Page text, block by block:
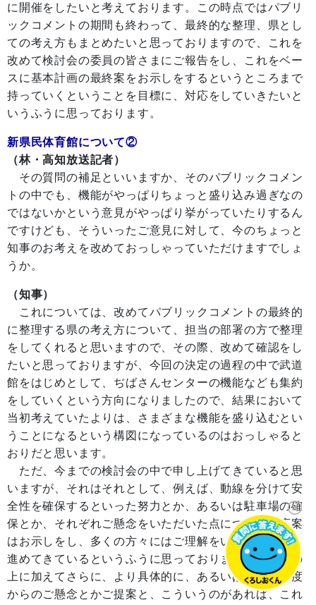
に開催をしたいと考えております。この時点ではパブリ
ックコメントの期間も終わって、最終的な整理、県とし
ての考え方もまとめたいと思っておりますので、これを
改めて検討会の委員の皆さまにご報告をし、これをベー
スに基本計画の最終案をお示しをするというところまで
持っていくということを目標に、対応をしていきたいと
いうふうに思っております。
新県民体育館について②
（林・高知放送記者）
その質問の補足といいますか、そのパブリックコメン
トの中でも、機能がやっぱりちょっと盛り込み過ぎなの
ではないかという意見がやっぱり挙がっていたりするん
ですけども、そういったご意見に対して、今のちょっと
知事のお考えを改めておっしゃっていただけますでしょ
うか。
（知事）
これについては、改めてパブリックコメントの最終的
に整理する県の考え方について、担当の部署の方で整理
をしてくれると思いますので、その際、改めて確認をし
たいと思っておりますが、今回の決定の過程の中で武道
館をはじめとして、ぢばさんセンターの機能なども集約
をしていくという方向になりましたので、結果において
当初考えていたよりは、さまざまな機能を盛り込むとい
うことになるという構図になっているのはおっしゃると
おりだと思います。
ただ、今までの検討会の中で申し上げてきていると思
いますが、それはそれとして、例えば、動線を分けて安
全性を確保するといった努力とか、あるいは駐車場の確
保とか、それぞれご懸念をいただいた点について対応案
はお示しをし、多くの方々にはご理解をいただきながら
進めてきているというふうに思っておりますので、この
上に加えてさらに、より具体的に、あるいは違った角度
からのご懸念とかご提案と、こういうのがあれば、これ